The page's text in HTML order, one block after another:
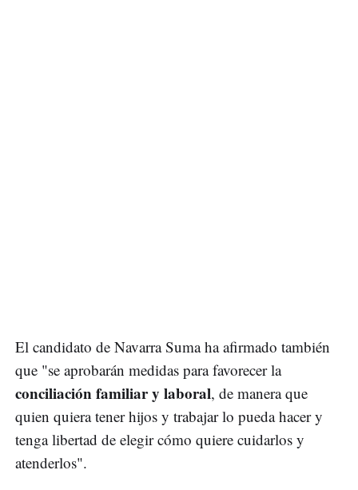
El candidato de Navarra Suma ha afirmado también
que "se aprobarán medidas para favorecer la
conciliación familiar y laboral, de manera que
quien quiera tener hijos y trabajar lo pueda hacer y
tenga libertad de elegir cómo quiere cuidarlos y
atenderlos".